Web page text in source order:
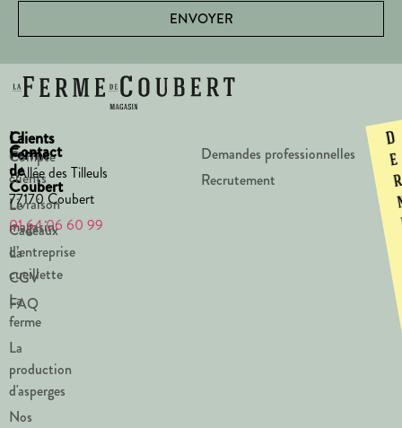
ENVOYER
La
Ferme
de
Coubert
Le
magasin
La
cueillette
La
ferme
La
production
d'asperges
Nos
Clients
Compte
clients
Livraison
Cadeaux
d’entreprise
CGV
FAQ
Contact
1 Allée des Tilleuls
77170 Coubert
01 64 06 60 99
Demandes professionnelles
Recrutement
D
e